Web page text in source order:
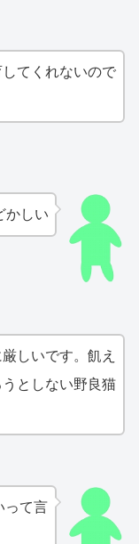
てくれないので
かしい
しいです。飢え
としない野良猫
って言